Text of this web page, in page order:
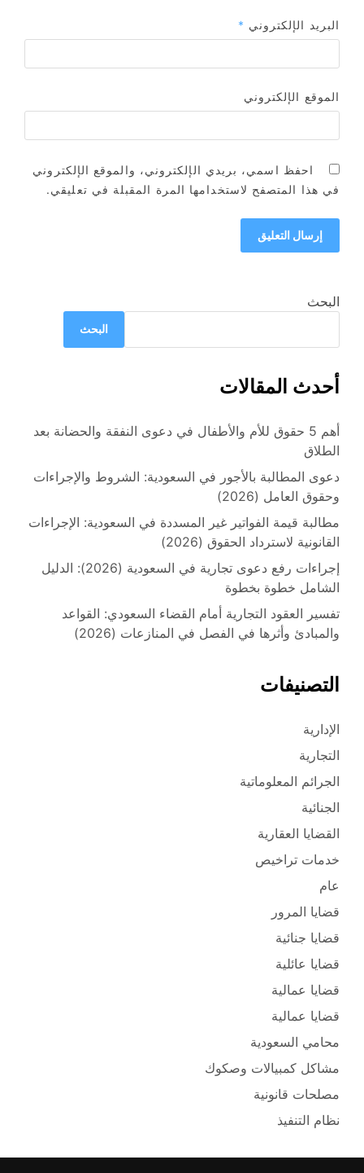
البريد الإلكتروني *
الموقع الإلكتروني
احفظ اسمي، بريدي الإلكتروني، والموقع الإلكتروني
في هذا المتصفح لاستخدامها المرة المقبلة في تعليقي.
البحث
البحث
أحدث المقالات
أهم 5 حقوق للأم والأطفال في دعوى النفقة والحضانة بعد
الطلاق
دعوى المطالبة بالأجور في السعودية: الشروط والإجراءات
وحقوق العامل (2026)
مطالبة قيمة الفواتير غير المسددة في السعودية: الإجراءات
القانونية لاسترداد الحقوق (2026)
إجراءات رفع دعوى تجارية في السعودية (2026): الدليل
الشامل خطوة بخطوة
تفسير العقود التجارية أمام القضاء السعودي: القواعد
والمبادئ وأثرها في الفصل في المنازعات (2026)
التصنيفات
الإدارية
التجارية
الجرائم المعلوماتية
الجنائية
القضايا العقارية
خدمات تراخيص
عام
قضايا المرور
قضايا جنائية
قضايا عائلية
قضايا عمالية
قضايا عمالية
محامي السعودية
مشاكل كمبيالات وصكوك
مصلحات قانونية
نظام التنفيذ